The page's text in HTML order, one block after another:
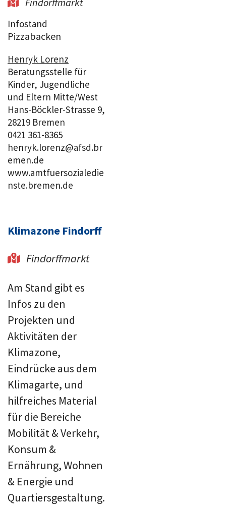

Infostand
Pizzabacken
Henryk Lorenz
Beratungsstelle für
Kinder, Jugendliche
und Eltern Mitte/West
Hans-Böckler-Strasse 9,
28219 Bremen
0421 361-8365
henryk.lorenz@afsd.br
emen.de
www.amtfuersozialedie
nste.bremen.de
Klimazone Findorff
 Findorffmarkt
Am Stand gibt es
Infos zu den
Projekten und
Aktivitäten der
Klimazone,
Eindrücke aus dem
Klimagarte, und
hilfreiches Material
für die Bereiche
Mobilität & Verkehr,
Konsum &
Ernährung, Wohnen
& Energie und
Quartiersgestaltung.